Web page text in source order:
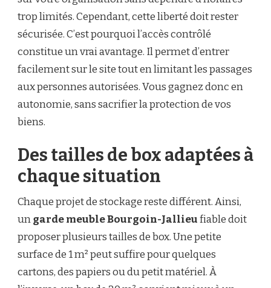
trop limités. Cependant, cette liberté doit rester
sécurisée. C’est pourquoi l’accès contrôlé
constitue un vrai avantage. Il permet d’entrer
facilement sur le site tout en limitant les passages
aux personnes autorisées. Vous gagnez donc en
autonomie, sans sacrifier la protection de vos
biens.
Des tailles de box adaptées à
chaque situation
Chaque projet de stockage reste différent. Ainsi,
ungarde meuble Bourgoin-Jallieufiable doit
proposer plusieurs tailles de box. Une petite
surface de 1 m² peut suffire pour quelques
cartons, des papiers ou du petit matériel. À